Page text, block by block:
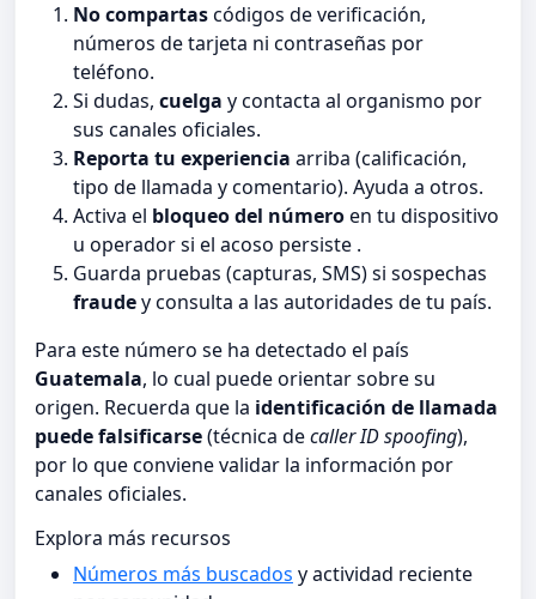
No compartascódigos de verificación,
números de tarjeta ni contraseñas por
teléfono.
Si dudas, cuelga y contacta al organismo por
sus canales oficiales.
Reporta tu experiencia arriba (calificación,
tipo de llamada y comentario). Ayuda a otros.
Activa el bloqueo del númeroen tu dispositivo
u operador si el acoso persiste .
Guarda pruebas (capturas, SMS) si sospechas
fraudey consulta a las autoridades de tu país.
Para este número se ha detectado el país
Guatemala, lo cual puede orientar sobre su
origen. Recuerda que la identificación de llamada
puede falsificarse(técnica decaller ID spoofing),
por lo que conviene validar la información por
canales oficiales.
Explora más recursos
Números más buscados y actividad reciente